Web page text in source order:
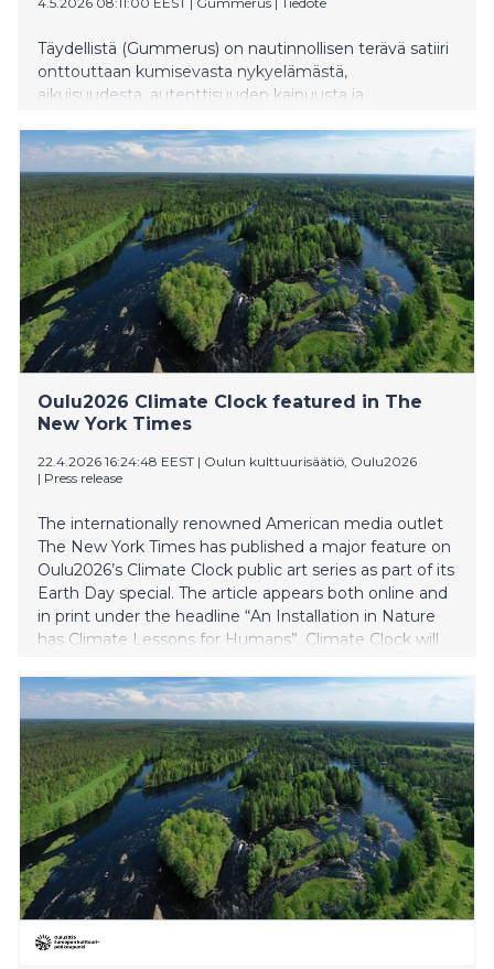
Täydellistä (Gummerus) on nautinnollisen terävä satiiri
onttouttaan kumisevasta nykyelämästä,
aikuisuudesta, autenttisuuden kaipuusta ja
Italialainen kirjailija Vincenzo Latronico saapuu
Suomeen vierailulle keskustelemaan
läpimurtoromaanistaan Helsinki Lit -festivaaleille
toukokuun lopulla.
Oulu2026 Climate Clock featured in The
New York Times
22.4.2026 16:24:48 EEST | Oulun kulttuurisäätiö, Oulu2026
| Press release
The internationally renowned American media outlet
The New York Times has published a major feature on
Oulu2026’s Climate Clock public art series as part of its
Earth Day special. The article appears both online and
in print under the headline “An Installation in Nature
has Climate Lessons for Humans”. Climate Clock will